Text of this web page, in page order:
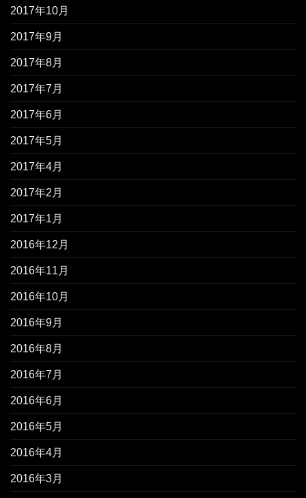
2017年10月
2017年9月
2017年8月
2017年7月
2017年6月
2017年5月
2017年4月
2017年2月
2017年1月
2016年12月
2016年11月
2016年10月
2016年9月
2016年8月
2016年7月
2016年6月
2016年5月
2016年4月
2016年3月